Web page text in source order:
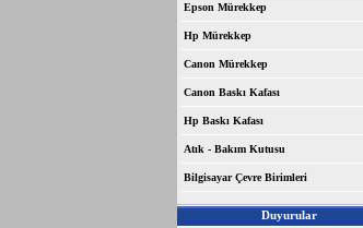
Epson Mürekkep
Hp Mürekkep
Canon Mürekkep
Canon Baskı Kafası
Hp Baskı Kafası
Atık - Bakım Kutusu
Bilgisayar Çevre Birimleri
Duyurular